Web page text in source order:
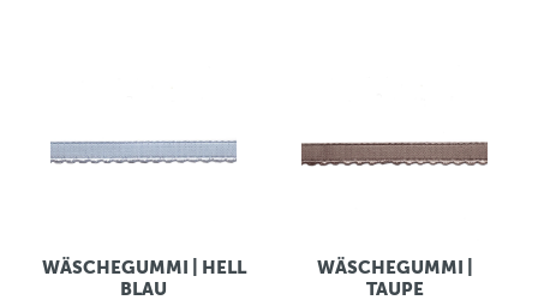
WÄSCHEGUMMI | HELL
BLAU
WÄSCHEGUMMI |
TAUPE